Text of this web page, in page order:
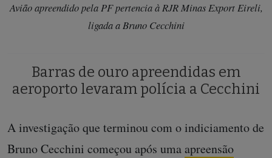
Avião apreendido pela PF pertencia à RJR Minas Export Eireli,
ligada a Bruno Cecchini
Barras de ouro apreendidas em
aeroporto levaram polícia a Cecchini
A investigação que terminou com o indiciamento de
Bruno Cecchini começou após uma apreensão